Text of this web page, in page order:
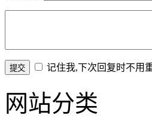
记住我,下次回复时不用
网站分类